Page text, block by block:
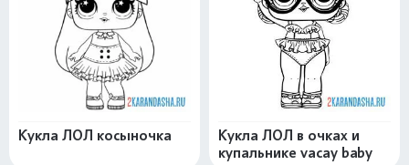
Кукла ЛОЛ косыночка
Кукла ЛОЛ в очках и
купальнике vacay baby